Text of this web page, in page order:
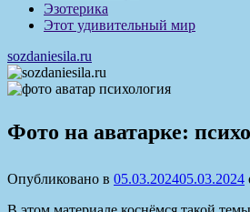
Эзотерика
Этот удивительный мир
sozdaniesila.ru
Фото на аватарке:
Опубликовано в 05.03.202405.03.2024